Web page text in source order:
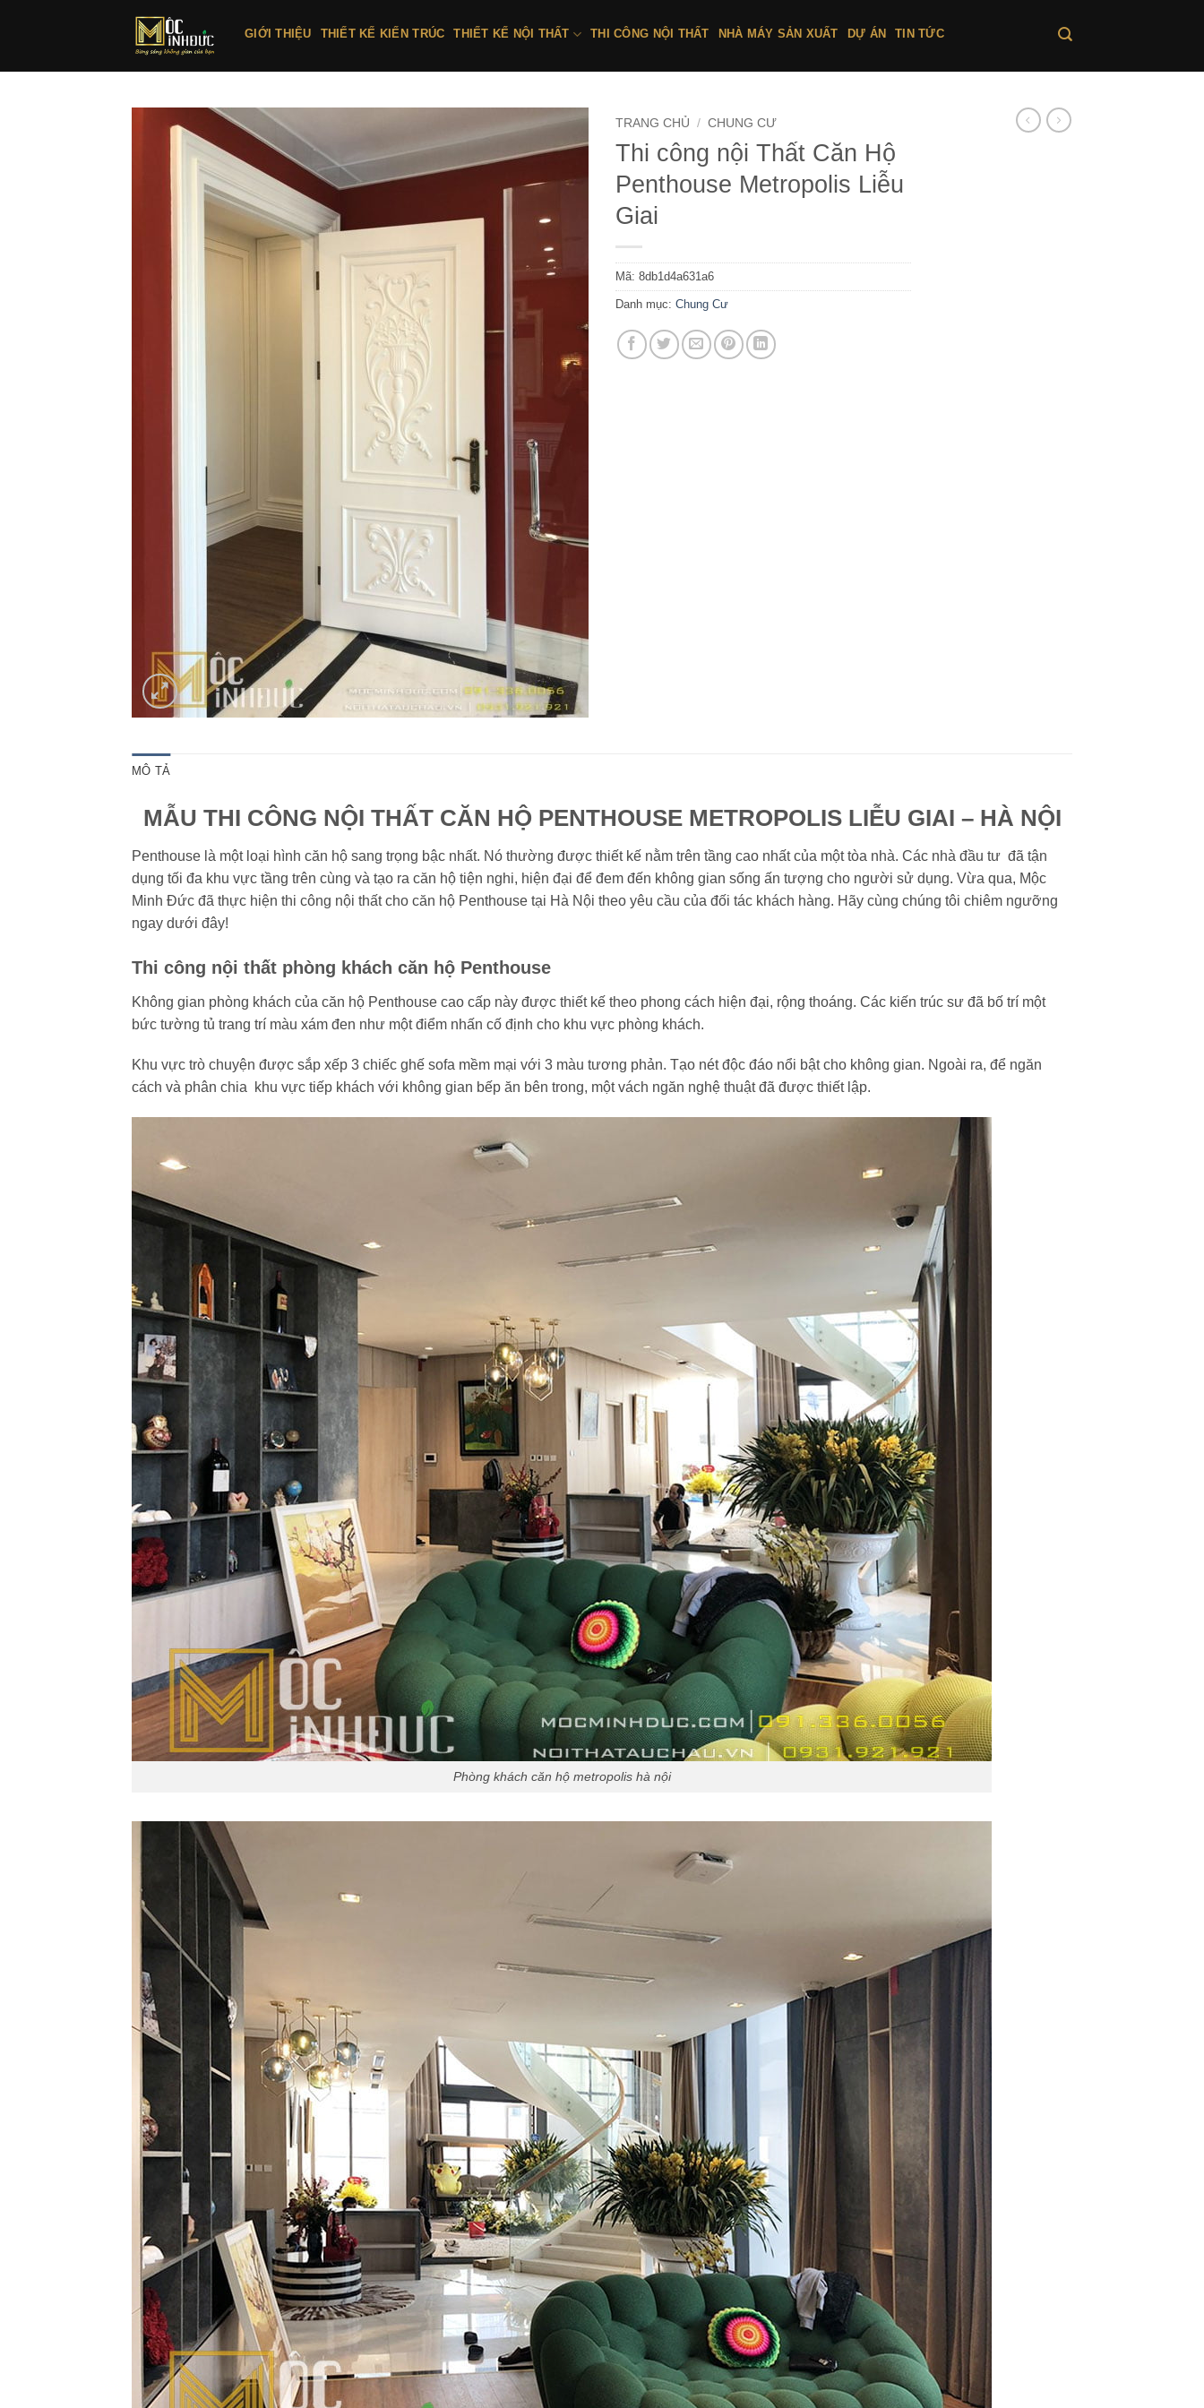
GIỚI THIỆU THIẾT KẾ KIẾN TRÚC THIẾT KẾ NỘI THẤT THI CÔNG NỘI THẤT NHÀ MÁY SẢN XUẤT DỰ ÁN TIN TỨC
TRANG CHỦ / CHUNG CƯ
Thi công nội Thất Căn Hộ
Penthouse Metropolis Liễu
Giai
Mã: 8db1d4a631a6
Danh mục: Chung Cư
MÔ TẢ
MẪU THI CÔNG NỘI THẤT CĂN HỘ PENTHOUSE METROPOLIS LIỄU GIAI – HÀ NỘI
Penthouse là một loại hình căn hộ sang trọng bậc nhất. Nó thường được thiết kế nằm trên tầng cao nhất của một tòa nhà. Các nhà đầu tư đã tận
dụng tối đa khu vực tầng trên cùng và tạo ra căn hộ tiện nghi, hiện đại để đem đến không gian sống ấn tượng cho người sử dụng. Vừa qua, Mộc
Minh Đức đã thực hiện thi công nội thất cho căn hộ Penthouse tại Hà Nội theo yêu cầu của đối tác khách hàng. Hãy cùng chúng tôi chiêm ngưỡng
ngay dưới đây!
Thi công nội thất phòng khách căn hộ Penthouse
Không gian phòng khách của căn hộ Penthouse cao cấp này được thiết kế theo phong cách hiện đại, rộng thoáng. Các kiến trúc sư đã bố trí một
bức tường tủ trang trí màu xám đen như một điểm nhấn cố định cho khu vực phòng khách.
Khu vực trò chuyện được sắp xếp 3 chiếc ghế sofa mềm mại với 3 màu tương phản. Tạo nét độc đáo nổi bật cho không gian. Ngoài ra, để ngăn
cách và phân chia khu vực tiếp khách với không gian bếp ăn bên trong, một vách ngăn nghệ thuật đã được thiết lập.
Phòng khách căn hộ metropolis hà nội